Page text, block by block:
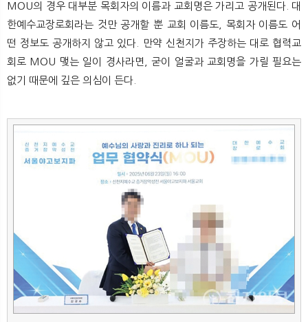
MOU의 경우 대부분 목회자의 이름과 교회명은 가리고 공개된다. 대
한예수교장로회라는 것만 공개할 뿐 교회 이름도, 목회자 이름도 어
떤 정보도 공개하지 않고 있다. 만약 신천지가 주장하는 대로 협력교
회로 MOU 맺는 일이 경사라면, 굳이 얼굴과 교회명을 가릴 필요는
없기 때문에 깊은 의심이 든다.